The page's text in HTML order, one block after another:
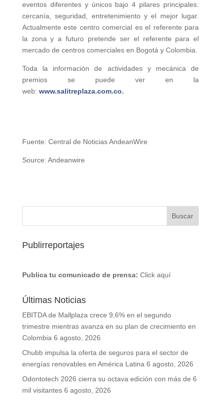
eventos diferentes y únicos bajo 4 pilares principales:
cercanía, seguridad, entretenimiento y el mejor lugar.
Actualmente este centro comercial es el referente para
la zona y a futuro pretende ser el referente para el
mercado de centros comerciales en Bogotá y Colombia.
Toda la información de actividades y mecánica de
premios se puede ver en la
web: www.salitreplaza.com.co.
Fuente: Central de Noticias AndeanWire
Source: Andeanwire
Publirreportajes
Publica tu comunicado de prensa: Click aquí
Últimas Noticias
EBITDA de Mallplaza crece 9,6% en el segundo
trimestre mientras avanza en su plan de crecimiento en
Colombia 6 agosto, 2026
Chubb impulsa la oferta de seguros para el sector de
energías renovables en América Latina 6 agosto, 2026
Odontotech 2026 cierra su octava edición con más de 6
mil visitantes 6 agosto, 2026